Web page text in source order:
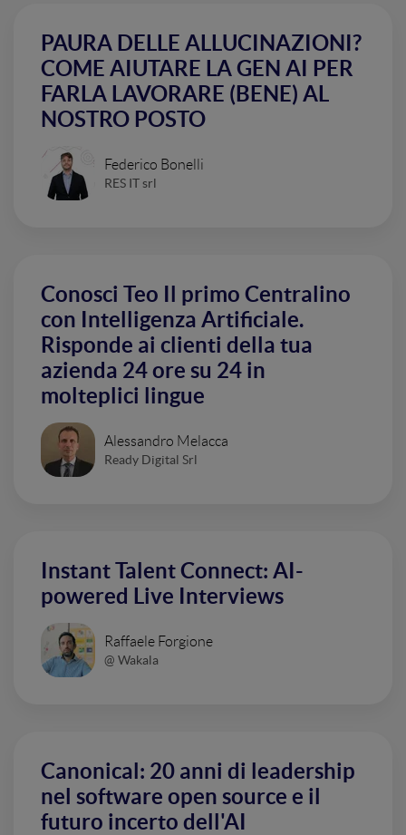
PAURA DELLE ALLUCINAZIONI?
COME AIUTARE LA GEN AI PER
FARLA LAVORARE (BENE) AL
NOSTRO POSTO
Federico Bonelli
RES IT srl
Conosci Teo Il primo Centralino
con Intelligenza Artificiale.
Risponde ai clienti della tua
azienda 24 ore su 24 in
molteplici lingue
Alessandro Melacca
Ready Digital Srl
Instant Talent Connect: AI-
powered Live Interviews
Raffaele Forgione
@ Wakala
Canonical: 20 anni di leadership
nel software open source e il
futuro incerto dell'AI